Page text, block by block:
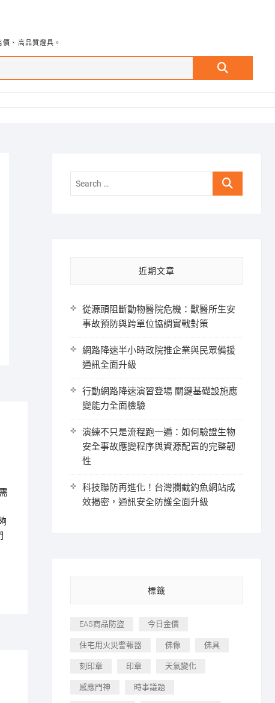
、高品質燈具。
Search
Search
近期文章
從源頭阻斷動物醫院危機：獸醫所生安
事故預防與跨單位協調實戰對策
網路降速半小時政院推企業與民眾備援
通訊全面升級
行動網路降速演習登場 關鍵基礎設施應
變能力全面檢驗
演練不只是流程跑一遍：如何驗證生物
安全事故應變程序與資源配置的完整韌
性
科技聯防再進化！台灣攔截釣魚網站成
效揭密，通訊安全防護全面升級
標籤
EAS商品防盜 今日金價
住宅用火災警報器 佛像 佛具
刻印章 印章 天氣變化
感應門神 時事議題